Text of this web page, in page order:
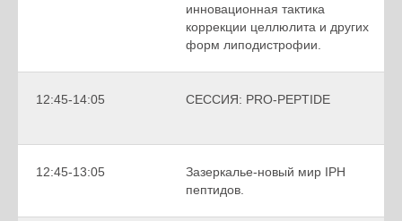
инновационная тактика
коррекции целлюлита и других
форм липодистрофии.
12:45-14:05 CЕССИЯ: PRO-PEPTIDE
12:45-13:05
Зазеркалье-новый мир IPH
пептидов.